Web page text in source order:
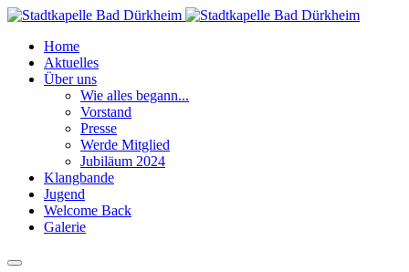
Home
Aktuelles
Über uns
Wie alles begann...
Vorstand
Presse
Werde Mitglied
Jubiläum 2024
Klangbande
Jugend
Welcome Back
Galerie